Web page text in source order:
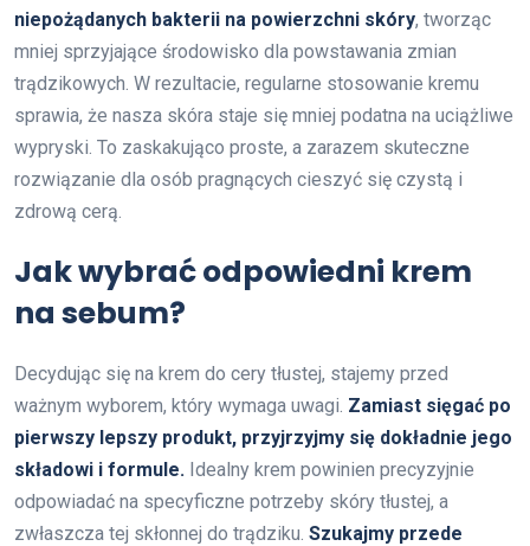
niepożądanych bakterii na powierzchni skóry, tworząc
mniej sprzyjające środowisko dla powstawania zmian
trądzikowych. W rezultacie, regularne stosowanie kremu
sprawia, że nasza skóra staje się mniej podatna na uciążliwe
wypryski. To zaskakująco proste, a zarazem skuteczne
rozwiązanie dla osób pragnących cieszyć się czystą i
zdrową cerą.
Jak wybrać odpowiedni krem
na sebum?
Decydując się na krem do cery tłustej, stajemy przed
ważnym wyborem, który wymaga uwagi. Zamiast sięgać po
pierwszy lepszy produkt, przyjrzyjmy się dokładnie jego
składowi i formule. Idealny krem powinien precyzyjnie
odpowiadać na specyficzne potrzeby skóry tłustej, a
zwłaszcza tej skłonnej do trądziku. Szukajmy przede